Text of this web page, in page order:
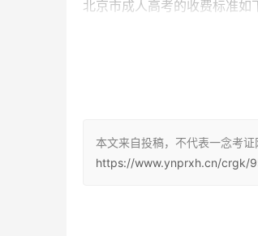
北京市成人高考的收费标准如
高中起点升专科（三科）：
天津
本文来自投稿，不代表一念考
https://www.ynprxh.cn/crgk/